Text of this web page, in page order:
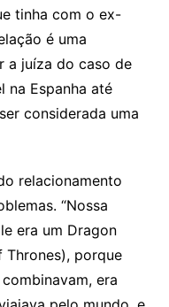
tinha com o ex-
é uma
a juíza do caso de
na Espanha até
considerada uma
relacionamento
“Nossa
era um Dragon
Thrones), porque
era